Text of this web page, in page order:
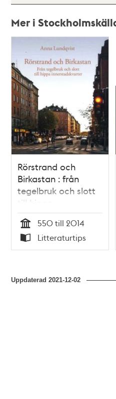
Mer i
poster
och
teman
Rörstrand och
Birkastan : från
tegelbruk och slott
till hippa
innerstadskvarter /
Anna Lundqvist
Tid
550 till 2014
Typ
Litteraturtips
Uppdaterad2021-12-02